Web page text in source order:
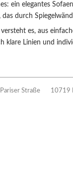
ein elegantes
das durch
versteht es, aus
klare Linien und
Pariser Straße 10719